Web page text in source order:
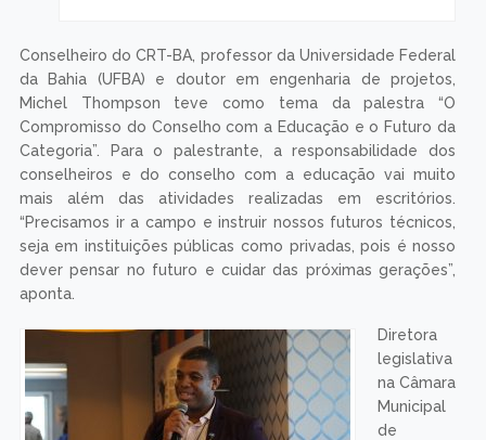
Conselheiro do CRT-BA, professor da Universidade Federal
da Bahia (UFBA) e doutor em engenharia de projetos,
Michel Thompson teve como tema da palestra “O
Compromisso do Conselho com a Educação e o Futuro da
Categoria”. Para o palestrante, a responsabilidade dos
conselheiros e do conselho com a educação vai muito
mais além das atividades realizadas em escritórios.
“Precisamos ir a campo e instruir nossos futuros técnicos,
seja em instituições públicas como privadas, pois é nosso
dever pensar no futuro e cuidar das próximas gerações”,
aponta.
Diretora
legislativa
na Câmara
Municipal
de